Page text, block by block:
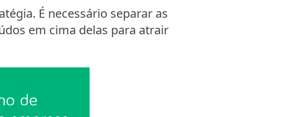
É necessário separar as
em cima delas para atrair